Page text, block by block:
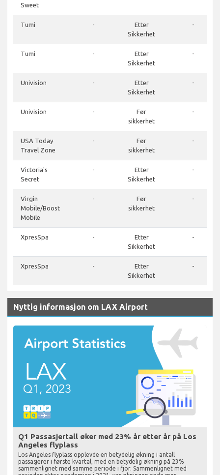
Sweet
Tumi -
Etter
Sikkerhet
-
Tumi -
Etter
Sikkerhet
-
Univision -
Etter
Sikkerhet
-
Univision -
Før
sikkerhet
-
USA Today
Travel Zone
-
Før
sikkerhet
-
Victoria's
Secret
-
Etter
Sikkerhet
-
Virgin
Mobile/Boost
Mobile
-
Før
sikkerhet
-
XpresSpa -
Etter
Sikkerhet
-
XpresSpa -
Etter
Sikkerhet
-
Nyttig informasjon om LAX Airport
Q1 Passasjertall øker med 23% år etter år på Los
Angeles flyplass
Los Angeles flyplass opplevde en betydelig økning i antall
passasjerer i første kvartal, med en betydelig økning på 23%
sammenlignet med samme periode i fjor. Sammenlignet med